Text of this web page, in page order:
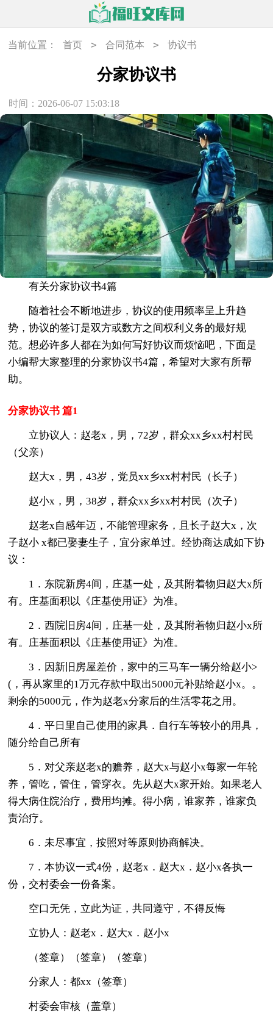
当前位置： 首页 > 合同范本 > 协议书
分家协议书
时间：2026-06-07 15:03:18
有关分家协议书4篇
随着社会不断地进步，协议的使用频率呈上升趋
势，协议的签订是双方或数方之间权利义务的最好规
范。想必许多人都在为如何写好协议而烦恼吧，下面是
小编帮大家整理的分家协议书4篇，希望对大家有所帮
助。
分家协议书 篇1
立协议人：赵老x，男，72岁，群众xx乡xx村村民
（父亲）
赵大x，男，43岁，党员xx乡xx村村民（长子）
赵小x，男，38岁，群众xx乡xx村村民（次子）
赵老x自感年迈，不能管理家务，且长子赵大x，次
子赵小 x都已娶妻生子，宜分家单过。经协商达成如下协
议：
1．东院新房4间，庄基一处，及其附着物归赵大x所
有。庄基面积以《庄基使用证》为准。
2．西院旧房4间，庄基一处，及其附着物归赵小x所
有。庄基面积以《庄基使用证》为准。
3．因新旧房屋差价，家中的三马车一辆分给赵小>
(，再从家里的1万元存款中取出5000元补贴给赵小x。。
剩余的5000元，作为赵老x分家后的生活零花之用。
4．平日里自己使用的家具．自行车等较小的用具，
随分给自己所有
5．对父亲赵老x的赡养，赵大x与赵小x每家一年轮
养，管吃，管住，管穿衣。先从赵大x家开始。如果老人
得大病住院治疗，费用均摊。得小病，谁家养，谁家负
责治疗。
6．未尽事宜，按照对等原则协商解决。
7．本协议一式4份，赵老x．赵大x．赵小x各执一
份，交村委会一份备案。
空口无凭，立此为证，共同遵守，不得反悔
立协人：赵老x．赵大x．赵小x
（签章）（签章）（签章）
分家人：都xx（签章）
村委会审核（盖章）